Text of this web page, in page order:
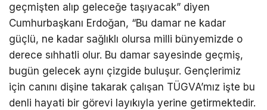
geçmişten alıp geleceğe taşıyacak” diyen
Cumhurbaşkanı Erdoğan, “Bu damar ne kadar
güçlü, ne kadar sağlıklı olursa milli bünyemizde o
derece sıhhatli olur. Bu damar sayesinde geçmiş,
bugün gelecek aynı çizgide buluşur. Gençlerimiz
için canını dişine takarak çalışan TÜGVA’mız işte bu
denli hayati bir görevi layıkıyla yerine getirmektedir.